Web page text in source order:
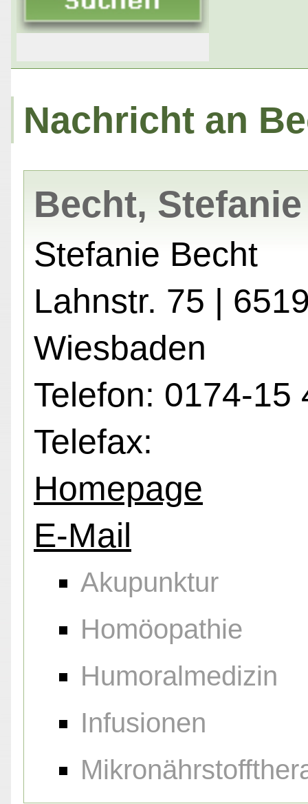
Nachricht an
Becht, Stefanie
Stefanie Becht
Lahnstr. 75 |
Wiesbaden
Telefon: 0174-15
Telefax:
Homepage
E-Mail
Akupunktur
Homöopathie
Humoralmedizin
Infusionen